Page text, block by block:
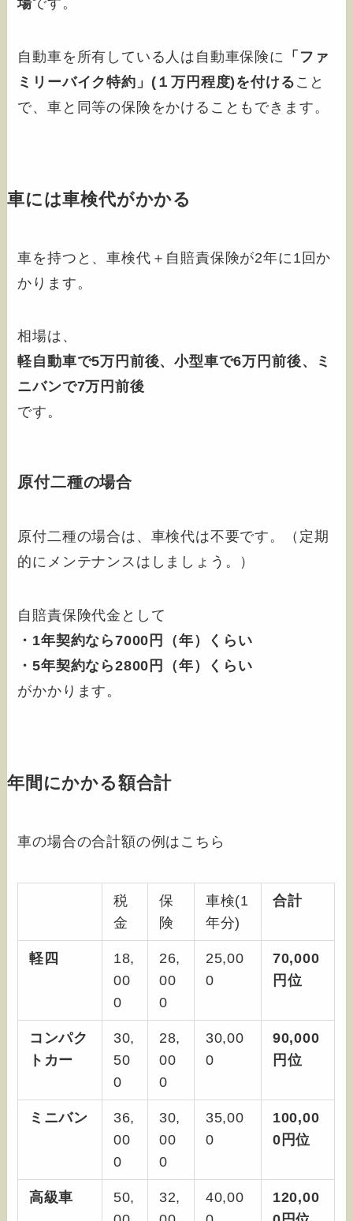
自動車を所有している人は自動車保険に
「ファ
ミリーバイク特約」(１万円程度)を付ける こと
で、車と同等の保険をかけることもできます。
車には車検代がかかる
車を持つと、車検代＋自賠責保険が2年に1回か
かります。
相場は、
軽自動車で5万円前後、小型車で6万円前後、ミ
ニバンで7万円前後
です。
原付二種の場合
原付二種の場合は、車検代は不要です。（定期
的にメンテナンスはしましょう。）
自賠責保険代金として
・1年契約なら7000円（年）くらい
・5年契約なら2800円（年）くらい
がかかります。
年間にかかる額合計
車の場合の合計額の例はこちら
税
金
保
険
車検(1
年分)
合計
軽四
18,
00
0
26,
00
0
25,00
0
70,000
円位
コンパク
トカー
30,
50
0
28,
00
0
30,00
0
90,000
円位
ミニバン
36,
00
0
30,
00
0
35,00
0
100,00
0円位
高級車
50,
32,
40,00
120,00